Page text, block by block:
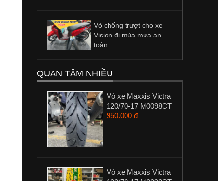
Vỏ chống trượt cho xe
Vision đi mùa mưa an
toàn
QUAN TÂM NHIỀU
Vỏ xe Maxxis Victra
120/70-17 M0098CT
950.000 đ
Vỏ xe Maxxis Victra